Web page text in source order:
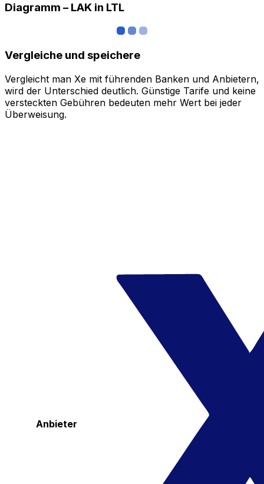
Diagramm – LAK in LTL
Vergleiche und speichere
Vergleicht man Xe mit führenden Banken und Anbietern,
wird der Unterschied deutlich. Günstige Tarife und keine
versteckten Gebühren bedeuten mehr Wert bei jeder
Überweisung.
Anbieter